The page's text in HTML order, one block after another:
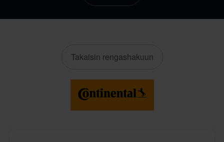
Takaisin rengashakuun